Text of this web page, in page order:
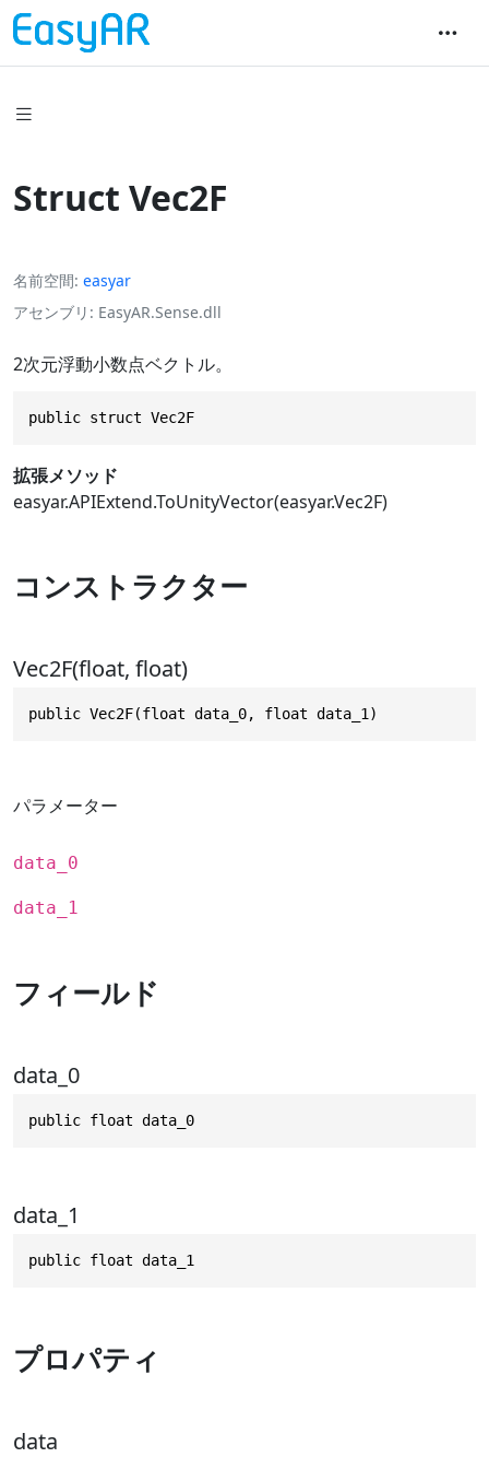
Struct Vec2F
名前空間 easyar
アセンブリ
EasyAR.Sense.dll
2次元浮動小数点ベクトル。
public struct Vec2F
拡張メソッド
easyar.APIExtend.ToUnityVector(easyar.Vec2F)
コンストラクター
Vec2F(float, float)
public Vec2F(float data_0, float data_1)
パラメーター
data_0
data_1
フィールド
data_0
public float data_0
data_1
public float data_1
プロパティ
data